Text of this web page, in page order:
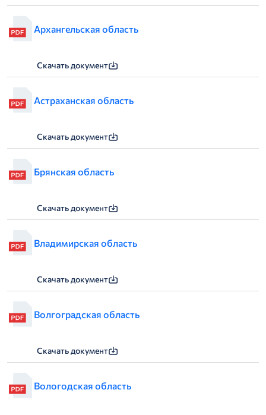
Архангельская область
Скачать документ
Астраханская область
Скачать документ
Брянская область
Скачать документ
Владимирская область
Скачать документ
Волгоградская область
Скачать документ
Вологодская область